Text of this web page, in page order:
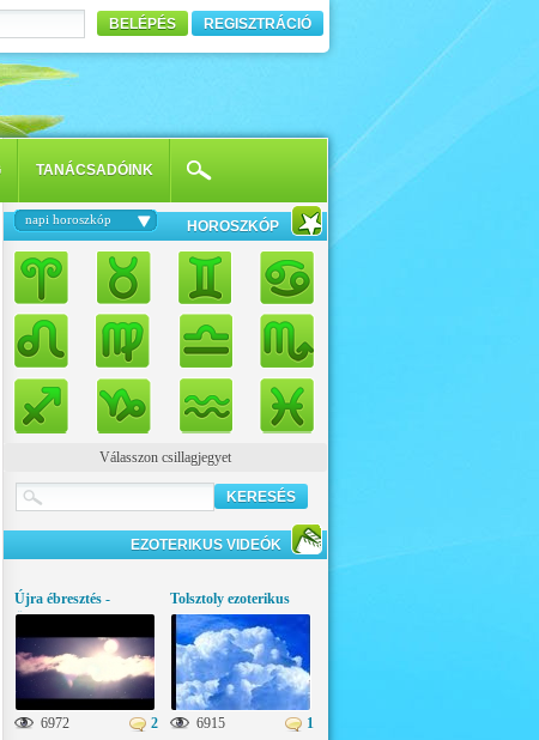
BELÉPÉS REGISZTRÁCIÓ
TANÁCSADÓINK
HOROSZKÓP
napi horoszkóp
Válasszon csillagjegyet
EZOTERIKUS VIDEÓK
Újra ébresztés -
Üzenetek az égi
világból
6972 2
Tolsztoly ezoterikus
gondolatai
6915
1